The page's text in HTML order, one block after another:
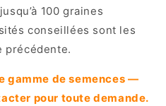
100 graines
conseillées sont les
précédente.
gamme de semences —
pour toute demande.